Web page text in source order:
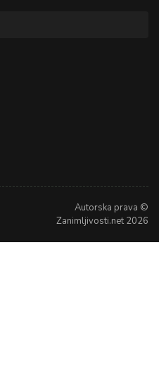
Autorska prava ©
Zanimljivosti.net 2026